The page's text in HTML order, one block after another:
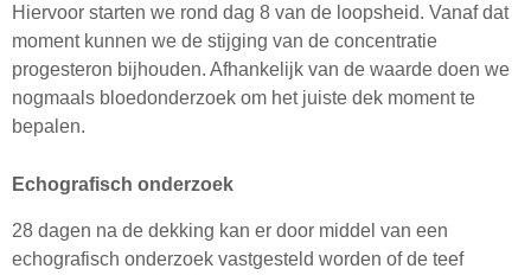
Hiervoor starten we rond dag 8 van de loopsheid. Vanaf dat
moment kunnen we de stijging van de concentratie
progesteron bijhouden. Afhankelijk van de waarde doen we
nogmaals bloedonderzoek om het juiste dek moment te
bepalen.
Echografisch onderzoek
28 dagen na de dekking kan er door middel van een
echografisch onderzoek vastgesteld worden of de teef